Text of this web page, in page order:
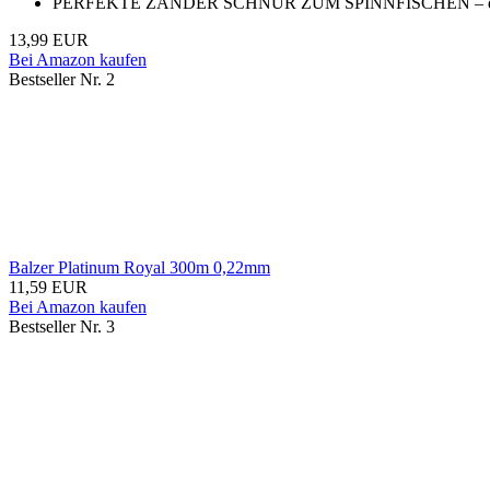
13,99 EUR
Bei Amazon kaufen
Bestseller Nr. 2
Balzer Platinum Royal 300m 0,22mm
11,59 EUR
Bei Amazon kaufen
Bestseller Nr. 3